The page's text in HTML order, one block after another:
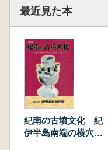
最近見た本
紀南の古墳文化 紀
伊半島南端の横穴式